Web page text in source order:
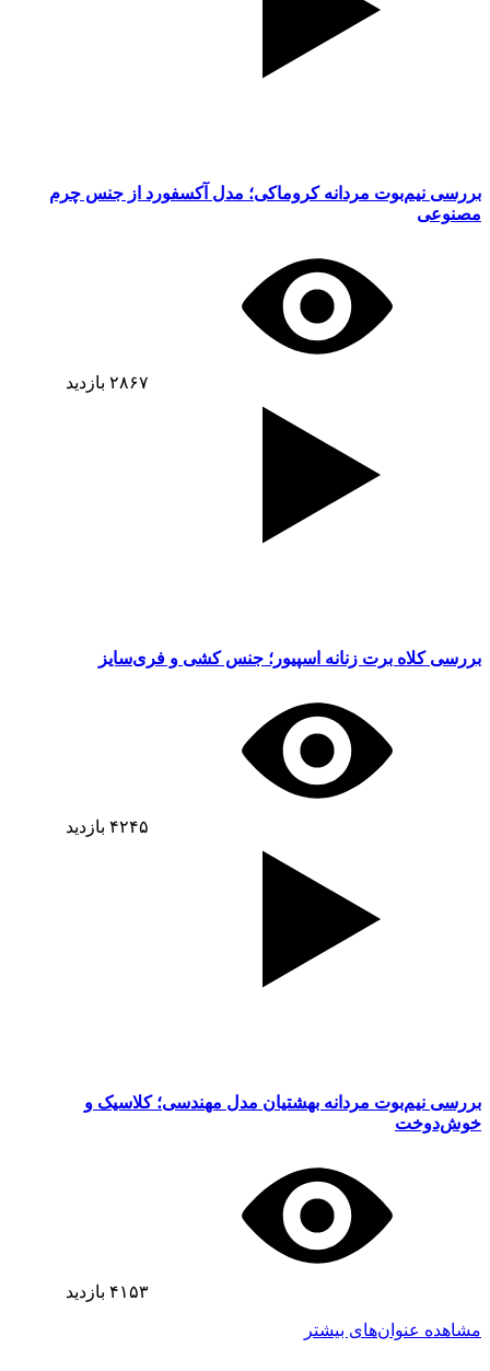
بررسی نیم‌بوت مردانه کروماکی؛ مدل آکسفورد از جنس چرم
مصنوعی
۲۸۶۷ بازدید
بررسی کلاه برت زنانه اسپیور؛ جنس کشی و فری‌سایز
۴۲۴۵ بازدید
بررسی نیم‌بوت مردانه بهشتیان مدل مهندسی؛ کلاسیک و
خوش‌دوخت
۴۱۵۳ بازدید
مشاهده عنوان‌های بیشتر